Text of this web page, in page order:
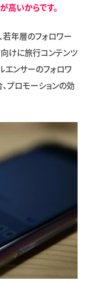
高いからです。
若年層のフォロワー
けに旅行コンテンツ
エンサーのフォロワ
プロモーションの効